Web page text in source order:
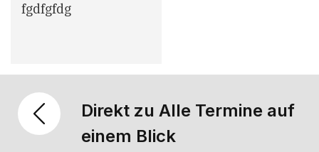
fgdfgfdg
Direkt zu Alle Termine auf
einem Blick